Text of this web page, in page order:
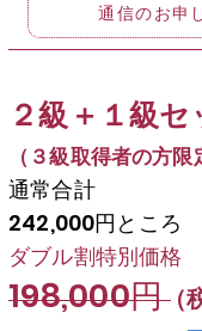
通信のお申
２級＋１級セ
（３級取得者の方限
通常合計
242,000円ところ
ダブル割特別価格
198,000円（